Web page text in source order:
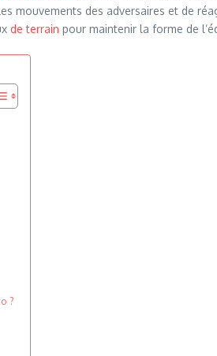
mouvements des adversaires et de
de terrain pour maintenir la forme de
?